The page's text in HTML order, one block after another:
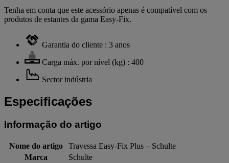
Tenha em conta que este acessório apenas é compatível com os
produtos de estantes da gama Easy-Fix.
Garantia do cliente : 3 anos
Carga máx. por nível (kg) : 400
Sector indústria
Especificações
Informação do artigo
Nome do artigo
Travessa Easy-Fix Plus – Schulte
Marca
Schulte